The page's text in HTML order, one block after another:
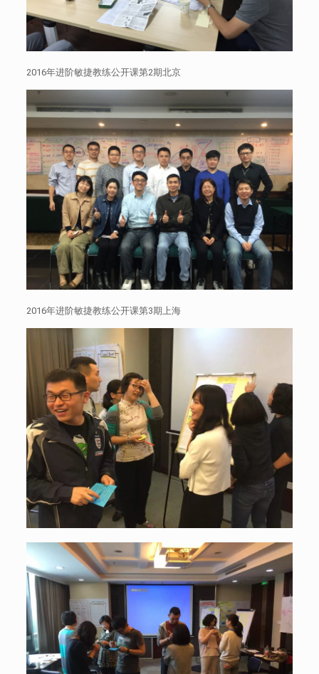
2016年进阶敏捷教练公开课第2期北京
2016年进阶敏捷教练公开课第3期上海